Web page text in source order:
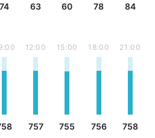
74 63 60 78 84
12:00
757
15:00
755
18:00
756
21:00
758